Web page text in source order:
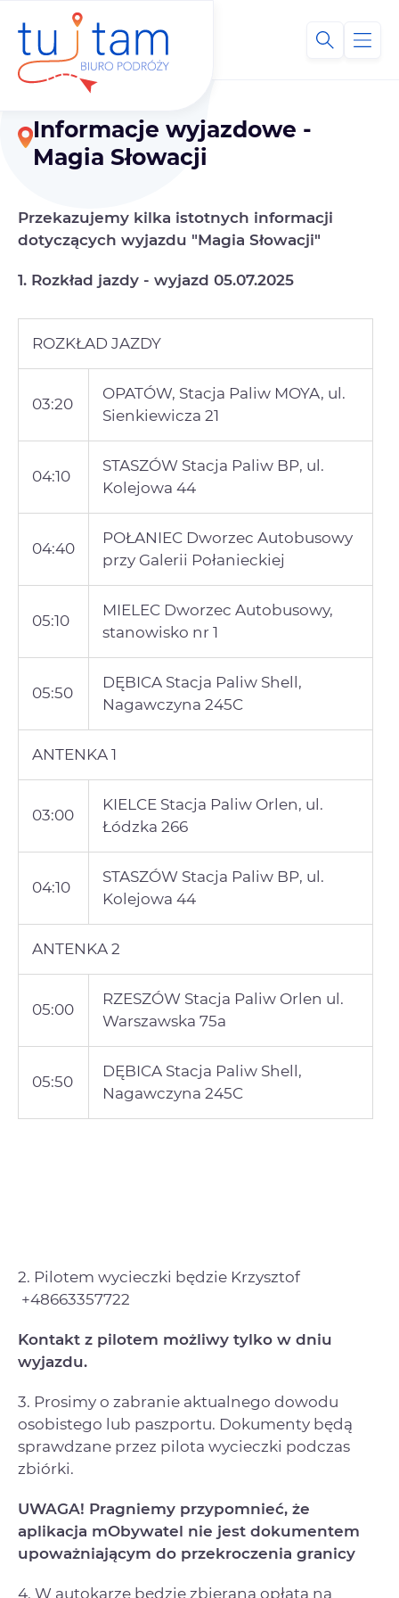
Informacje wyjazdowe -
Magia Słowacji
Przekazujemy kilka istotnych informacji
dotyczących wyjazdu "Magia Słowacji"
1. Rozkład jazdy - wyjazd 05.07.2025
ROZKŁAD JAZDY
03:20
OPATÓW, Stacja Paliw MOYA, ul.
Sienkiewicza 21
04:10
STASZÓW Stacja Paliw BP, ul.
Kolejowa 44
04:40
POŁANIEC Dworzec Autobusowy
przy Galerii Połanieckiej
05:10
MIELEC Dworzec Autobusowy,
stanowisko nr 1
05:50
DĘBICA Stacja Paliw Shell,
Nagawczyna 245C
ANTENKA 1
03:00
KIELCE Stacja Paliw Orlen, ul.
Łódzka 266
04:10
STASZÓW Stacja Paliw BP, ul.
Kolejowa 44
ANTENKA 2
05:00
RZESZÓW Stacja Paliw Orlen ul.
Warszawska 75a
05:50
DĘBICA Stacja Paliw Shell,
Nagawczyna 245C
2. Pilotem wycieczki będzie Krzysztof
+48663357722
Kontakt z pilotem możliwy tylko w dniu
wyjazdu.
3. Prosimy o zabranie aktualnego dowodu
osobistego lub paszportu. Dokumenty będą
sprawdzane przez pilota wycieczki podczas
zbiórki.
UWAGA! Pragniemy przypomnieć, że
aplikacja mObywatel nie jest dokumentem
upoważniającym do przekroczenia granicy
4. W autokarze będzie zbierana opłata na